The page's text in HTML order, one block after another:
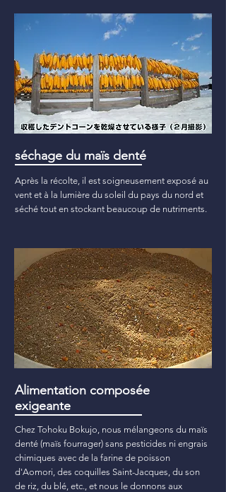
séchage du maïs denté
Après la récolte, il est soigneusement exposé au
vent et à la lumière du soleil du pays du nord et
séché tout en stockant beaucoup de nutriments.
Alimentation composée
exigeante
Chez Tohoku Bokujo, nous mélangeons du maïs
denté (maïs fourrager) sans pesticides ni engrais
chimiques avec de la farine de poisson
d'Aomori, des coquilles Saint-Jacques, du son
de riz, du blé, etc., et nous le donnons aux